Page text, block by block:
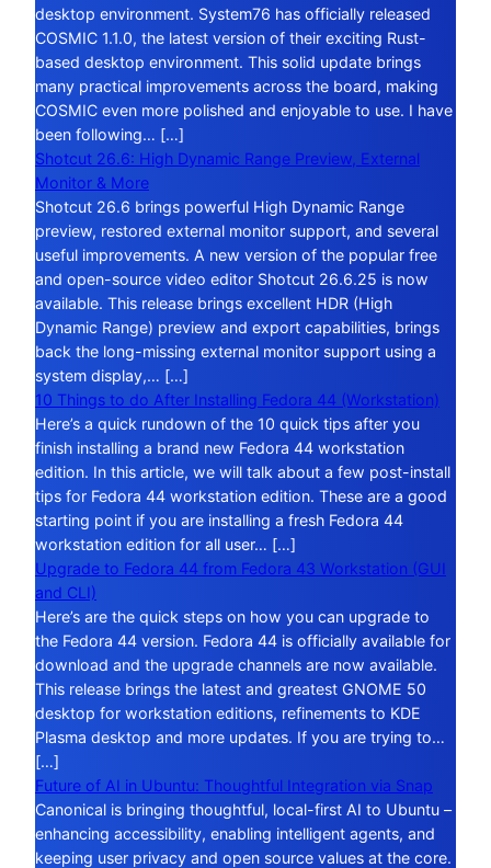
desktop environment. System76 has officially released
COSMIC 1.1.0, the latest version of their exciting Rust-
based desktop environment. This solid update brings
many practical improvements across the board, making
COSMIC even more polished and enjoyable to use. I have
been following… […]
Shotcut 26.6: High Dynamic Range Preview, External
Monitor & More
Shotcut 26.6 brings powerful High Dynamic Range
preview, restored external monitor support, and several
useful improvements. A new version of the popular free
and open-source video editor Shotcut 26.6.25 is now
available. This release brings excellent HDR (High
Dynamic Range) preview and export capabilities, brings
back the long-missing external monitor support using a
system display,… […]
10 Things to do After Installing Fedora 44 (Workstation)
Here’s a quick rundown of the 10 quick tips after you
finish installing a brand new Fedora 44 workstation
edition. In this article, we will talk about a few post-install
tips for Fedora 44 workstation edition. These are a good
starting point if you are installing a fresh Fedora 44
workstation edition for all user… […]
Upgrade to Fedora 44 from Fedora 43 Workstation (GUI
and CLI)
Here’s are the quick steps on how you can upgrade to
the Fedora 44 version. Fedora 44 is officially available for
download and the upgrade channels are now available.
This release brings the latest and greatest GNOME 50
desktop for workstation editions, refinements to KDE
Plasma desktop and more updates. If you are trying to…
[…]
Future of AI in Ubuntu: Thoughtful Integration via Snap
Canonical is bringing thoughtful, local-first AI to Ubuntu –
enhancing accessibility, enabling intelligent agents, and
keeping user privacy and open source values at the core.